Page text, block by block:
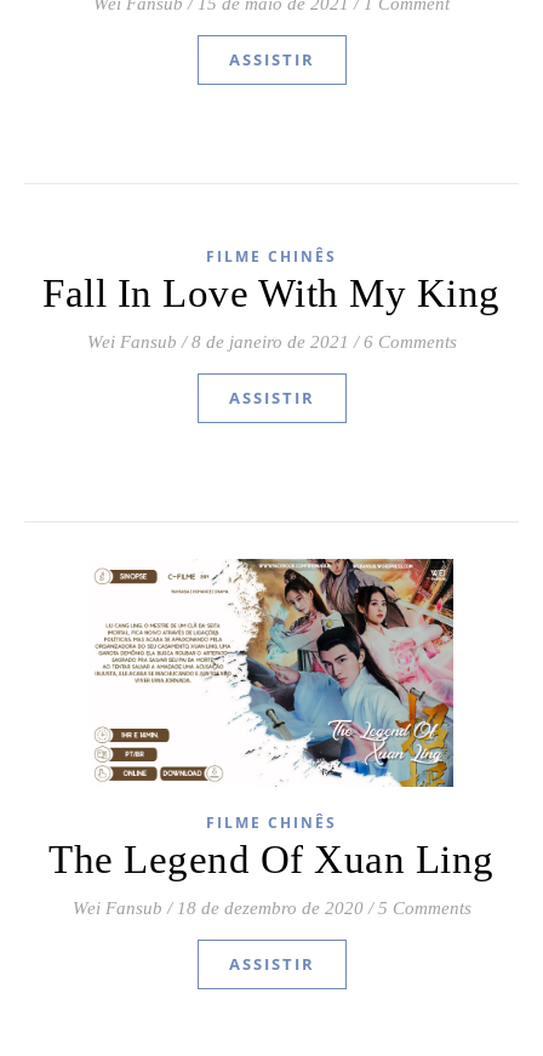
ASSISTIR
FILME CHINÊS
Fall In Love With My King
Wei Fansub / 8 de janeiro de 2021 / 6 Comments
ASSISTIR
FILME CHINÊS
The Legend Of Xuan Ling
Wei Fansub / 18 de dezembro de 2020 / 5 Comments
ASSISTIR